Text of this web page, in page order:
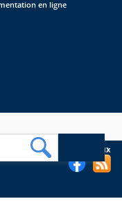
en ligne
sur les réseaux sociaux